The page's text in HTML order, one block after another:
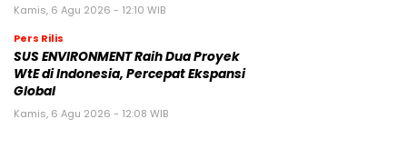
Kamis, 6 Agu 2026 - 12:10 WIB
Pers Rilis
SUS ENVIRONMENT Raih Dua Proyek
WtE di Indonesia, Percepat Ekspansi
Global
Kamis, 6 Agu 2026 - 12:08 WIB